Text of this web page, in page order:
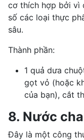
cơ thích hợp bởi vì
số các loại thực
sâu.
Thành phần:
1 quả dưa
gọt vỏ (hoặc
của bạn), cắt
8. Nước
Đây là một công